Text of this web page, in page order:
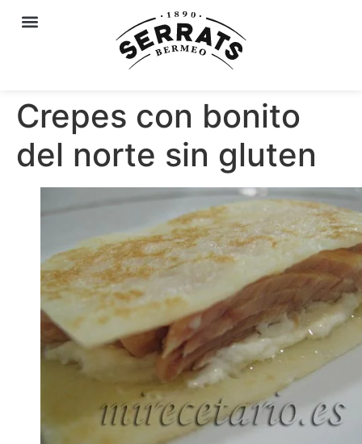
Crepes con bonito
del norte sin gluten